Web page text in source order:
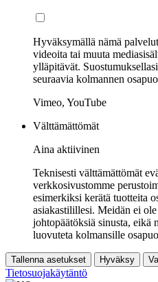
Hyväksymällä nämä
videoita tai muuta
ylläpitävät.
seuraavia kolmannen
Vimeo, YouTube
Välttämättömät
Aina aktiivinen
Teknisesti välttämättömät
verkkosivustomme
esimerkiksi kerätä tuotteita
asiakastilillesi. Meidän ei
johtopäätöksiä sinusta, eikä
luovuteta kolmansille
Tallenna asetukset Hyväksy
Tietosuojakäytäntö